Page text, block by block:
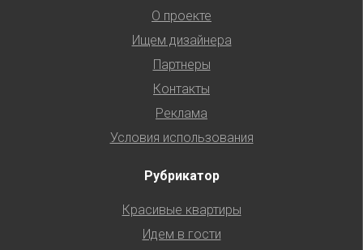
О проекте
Ищем дизайнера
Партнеры
Контакты
Реклама
Условия использования
Рубрикатор
Красивые квартиры
Идем в гости